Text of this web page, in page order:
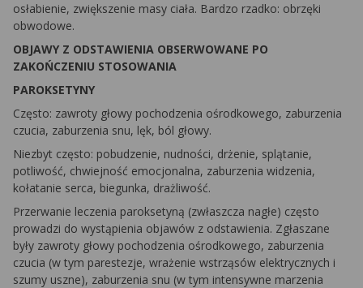
osłabienie, zwiększenie masy ciała. Bardzo rzadko: obrzęki
obwodowe.
OBJAWY Z ODSTAWIENIA OBSERWOWANE PO
ZAKOŃCZENIU STOSOWANIA
PAROKSETYNY
Często: zawroty głowy pochodzenia ośrodkowego, zaburzenia
czucia, zaburzenia snu, lęk, ból głowy.
Niezbyt często: pobudzenie, nudności, drżenie, splątanie,
potliwość, chwiejność emocjonalna, zaburzenia widzenia,
kołatanie serca, biegunka, drażliwość.
Przerwanie leczenia paroksetyną (zwłaszcza nagłe) często
prowadzi do wystąpienia objawów z odstawienia. Zgłaszane
były zawroty głowy pochodzenia ośrodkowego, zaburzenia
czucia (w tym parestezje, wrażenie wstrząsów elektrycznych i
szumy uszne), zaburzenia snu (w tym intensywne marzenia